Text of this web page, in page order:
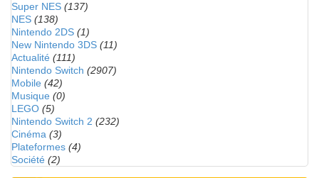
Super NES (137)
NES (138)
Nintendo 2DS (1)
New Nintendo 3DS (11)
Actualité (111)
Nintendo Switch (2907)
Mobile (42)
Musique (0)
LEGO (5)
Nintendo Switch 2 (232)
Cinéma (3)
Plateformes (4)
Société (2)